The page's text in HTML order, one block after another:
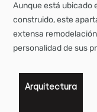
Aunque está ubicado
construido, este
extensa
personalidad de sus
Arquitectura